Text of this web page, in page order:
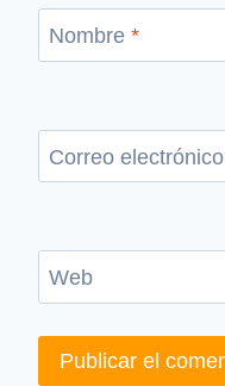
Nombre *
Correo electrónico
Web